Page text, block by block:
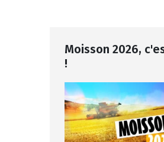
Moisson 2026,
!